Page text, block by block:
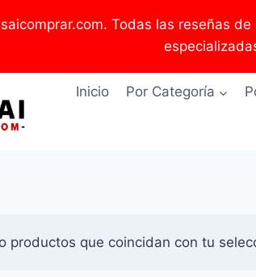
Todas las reseñas
Inicio Por Categoría
productos que coincidan con tu